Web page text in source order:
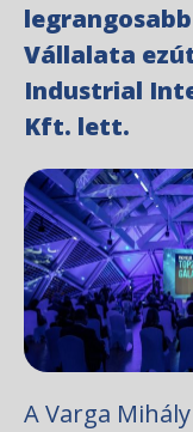
Vállalata
Industrial
Kft. lett.
A Varga